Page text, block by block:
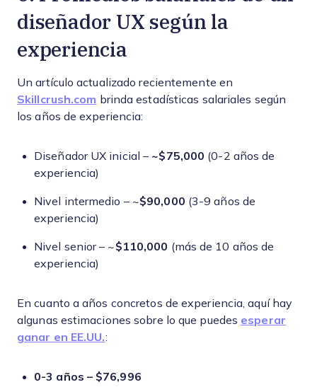
diseñador UX según la
experiencia
Un artículo actualizado recientemente en
Skillcrush.com brinda estadísticas salariales según
los años de experiencia:
Diseñador UX inicial – ~$75,000 (0-2 años de
experiencia)
Nivel intermedio – ~$90,000 (3-9 años de
experiencia)
Nivel senior – ~$110,000 (más de 10 años de
experiencia)
En cuanto a años concretos de experiencia, aquí hay
algunas estimaciones sobre lo que puedes esperar
ganar en EE.UU.:
0-3 años – $76,996